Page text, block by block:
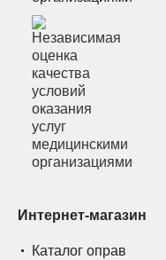
Интернет-магазин
Каталог оправ